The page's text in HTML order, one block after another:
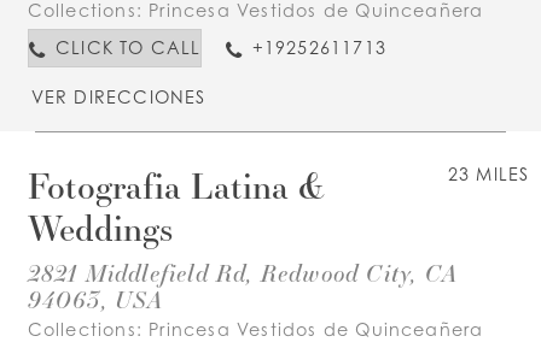
Collections: Princesa Vestidos de Quinceañera
CLICK TO CALL
+19252611713
VER DIRECCIONES
23 MILES
Fotografia Latina &
Weddings
2821 Middlefield Rd, Redwood City, CA
94063, USA
Collections: Princesa Vestidos de Quinceañera